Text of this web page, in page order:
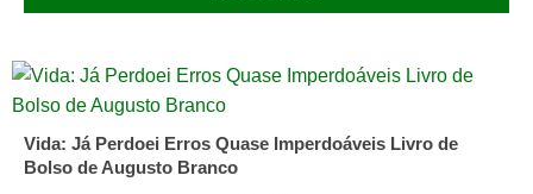
Vida: Já Perdoei Erros Quase Imperdoáveis Livro de
Bolso de Augusto Branco